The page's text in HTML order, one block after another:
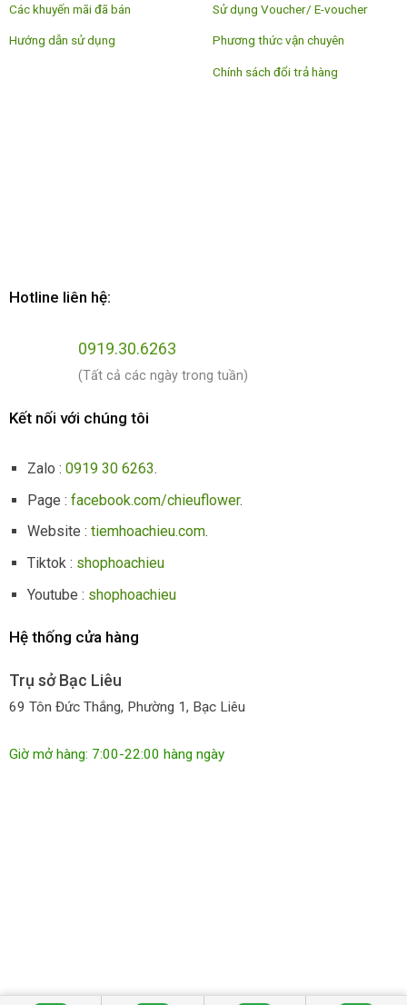
Các khuyến mãi đã bán
Hướng dẫn sử dụng
Sử dụng Voucher/ E-voucher
Phương thức vận chuyên
Chính sách đổi trả hàng
Hotline liên hệ:
0919.30.6263
(Tất cả các ngày trong tuần)
Kết nối với chúng tôi
Zalo :0919 30 6263.
Page :facebook.com/chieuflower.
Website :tiemhoachieu.com.
Tiktok : shophoachieu
Youtube : shophoachieu
Hệ thống cửa hàng
Trụ sở Bạc Liêu
69 Tôn Đức Thắng, Phường 1, Bạc Liêu
Giờ mở hàng: 7:00-22:00 hàng ngày